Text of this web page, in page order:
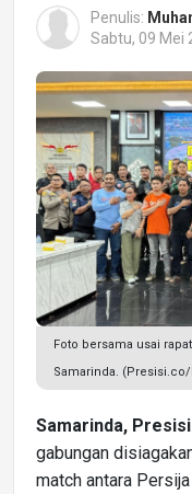
Penulis:
Sabtu, 09 Mei
Foto bersama usai
Samarinda.
Samarinda,
gabungan
match antara